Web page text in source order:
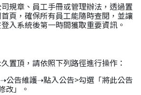
規章、員工手冊或管理辦法，透過置
頁，確保所有員工能隨時查閱，並讓
入系統後第一時間獲取重要資訊。
置頂，請依照下列路徑進行操作：
公告維護➝點入公告>勾選「將此公告
改」。